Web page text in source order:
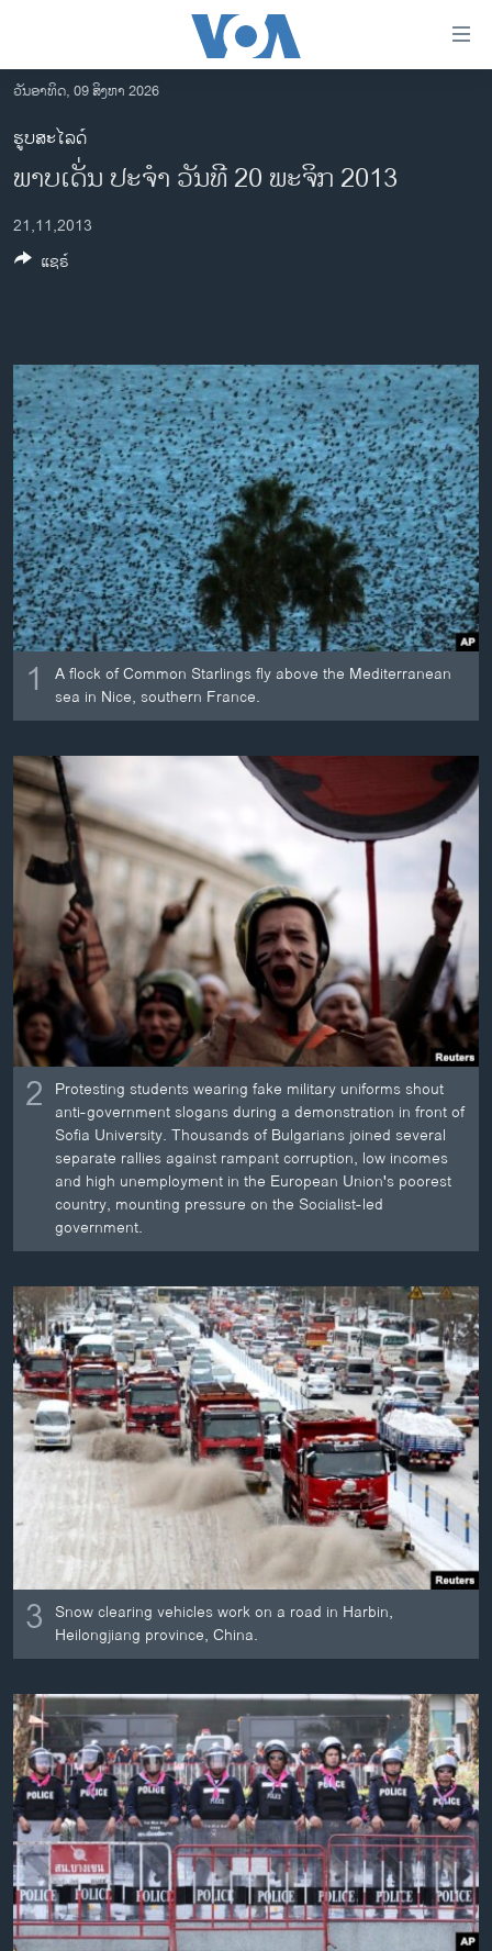
ເຂົ້າ
ຫາ
ຂ້າມ
ຂ້າມ
ໄປ
ຫາ
ລາວ
ອາເມຣິກາ
ການເລືອກຕັ້ງ ປະທານາທີບໍດີ ສະຫະລັດ 2024
ຂ່າວ​ຈີນ
ອິດສະຫຼະພາບດ້ານການຂ່າວ
ຊີວິດຊາວລາວ
ຊຸມຊົນຊາວລາວ
ວິທະຍາສາດ-ເທັກໂນໂລຈີ
ທຸລະກິດ
ພາສາອັງກິດ
ວີດີໂອ
ສຽງ
ລາຍການກະຈາຍສຽງ
ຕິດຕາມພວກເຮົາ ທີ່
ພາສາຕ່າງໆ
ວັນອາທິດ, 09 ສິງຫາ 2026
ຮູບສະໄລດ໌
ພາບເດັ່ນ ປະຈໍາ ວັນທີ 20 ພະຈິກ 2013
21,11,2013
1
A flock of Common Starlings fly above the Mediterranean
sea in Nice, southern France.
2 Protesting students wearing fake military uniforms shout
anti-government slogans during a demonstration in front of
Sofia University. Thousands of Bulgarians joined several
separate rallies against rampant corruption, low incomes
and high unemployment in the European Union's poorest
country, mounting pressure on the Socialist-led
government.
3 Snow clearing vehicles work on a road in Harbin,
Heilongjiang province, China.
ແຊຣ໌